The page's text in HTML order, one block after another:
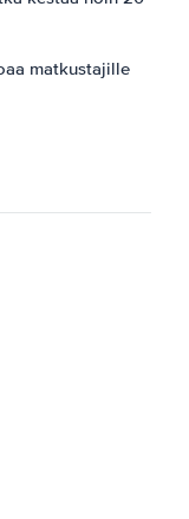
matkustajille